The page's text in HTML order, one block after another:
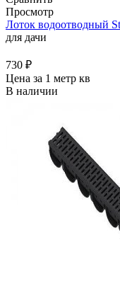
Просмотр
Лоток водоотводный
для дачи
730 ₽
Цена за 1 метр кв
В наличии